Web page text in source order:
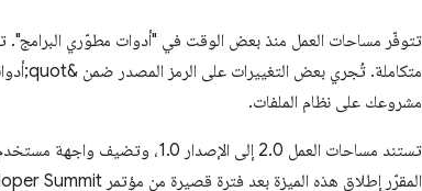
مشروعك على نظام الملفات.
تستند مساحات العمل 2.0 إلى